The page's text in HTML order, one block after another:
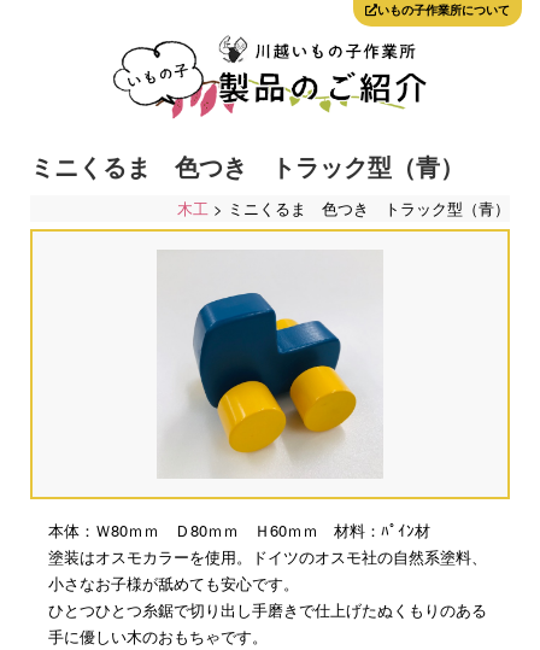
いもの子作業所について
ミニくるま 色つき トラック型（青）
木工 > ミニくるま 色つき トラック型（青）
本体：Ｗ80ｍｍ Ｄ80ｍｍ Ｈ60ｍｍ 材料：ﾊﾟｲﾝ材
塗装はオスモカラーを使用。ドイツのオスモ社の自然系塗料、
小さなお子様が舐めても安心です。
ひとつひとつ糸鋸で切り出し手磨きで仕上げたぬくもりのある
手に優しい木のおもちゃです。